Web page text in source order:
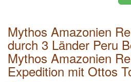
Mythos Amazonien
durch 3 Länder Peru
Mythos Amazonien
Expedition mit Ottos